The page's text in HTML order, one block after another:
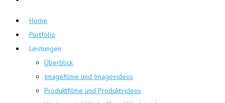
Home
Portfolio
Leistungen
Überblick
Imagefilme und Imagevideos
Produktfilme und Produktvideos